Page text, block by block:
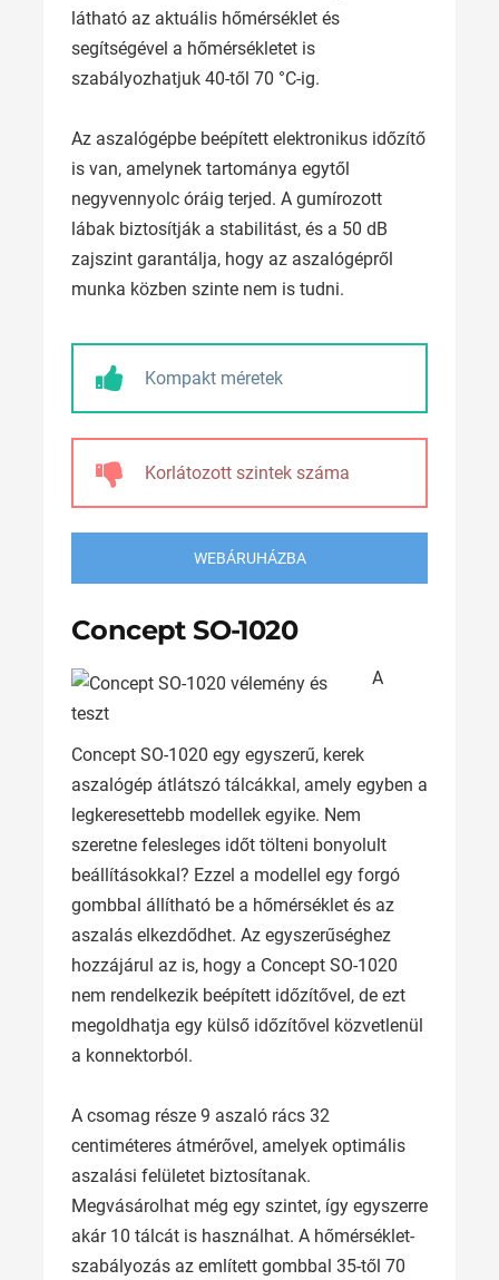
látható az aktuális hőmérséklet és
segítségével a hőmérsékletet is
szabályozhatjuk 40-től 70 °C-ig.
Az aszalógépbe beépített elektronikus időzítő
is van, amelynek tartománya egytől
negyvennyolc óráig terjed. A gumírozott
lábak biztosítják a stabilitást, és a 50 dB
zajszint garantálja, hogy az aszalógépről
munka közben szinte nem is tudni.
Kompakt méretek
Korlátozott szintek száma
WEBÁRUHÁZBA
Concept SO-1020
A
Concept SO-1020 egy egyszerű, kerek
aszalógép átlátszó tálcákkal, amely egyben a
legkeresettebb modellek egyike. Nem
szeretne felesleges időt tölteni bonyolult
beállításokkal? Ezzel a modellel egy forgó
gombbal állítható be a hőmérséklet és az
aszalás elkezdődhet. Az egyszerűséghez
hozzájárul az is, hogy a Concept SO-1020
nem rendelkezik beépített időzítővel, de ezt
megoldhatja egy külső időzítővel közvetlenül
a konnektorból.
A csomag része 9 aszaló rács 32
centiméteres átmérővel, amelyek optimális
aszalási felületet biztosítanak.
Megvásárolhat még egy szintet, így egyszerre
akár 10 tálcát is használhat. A hőmérséklet-
szabályozás az említett gombbal 35-től 70